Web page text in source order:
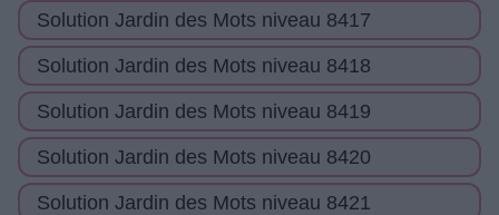
Solution Jardin des Mots niveau 8417
Solution Jardin des Mots niveau 8418
Solution Jardin des Mots niveau 8419
Solution Jardin des Mots niveau 8420
Solution Jardin des Mots niveau 8421